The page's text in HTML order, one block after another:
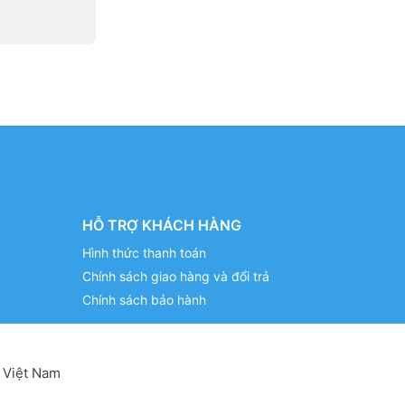
HỖ TRỢ KHÁCH HÀNG
Hình thức thanh toán
Chính sách giao hàng và đổi trả
Chính sách bảo hành
Nam